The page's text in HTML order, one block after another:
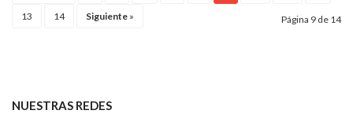
13 14 Siguiente » Página 9 de 14
NUESTRAS REDES